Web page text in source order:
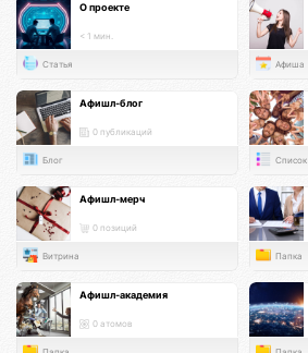
О проекте
< 1 мин.
Статья Афиша
Афишл-блог
0 публикаций
Блог Список
Афишл-мерч
0 позиций
Витрина Папка
Афишл-академия
0 атомов